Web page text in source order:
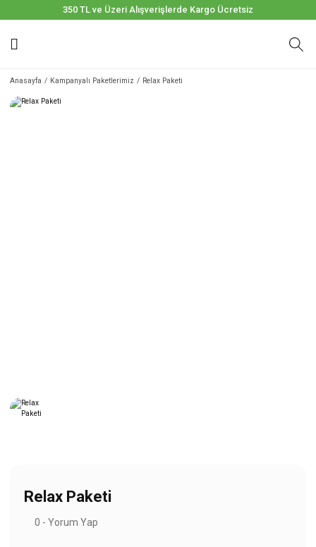
350 TL ve Üzeri Alışverişlerde Kargo Ücretsiz
Anasayfa Kampanyalı Paketlerimiz Relax Paketi
Relax Paketi
0 - Yorum Yap